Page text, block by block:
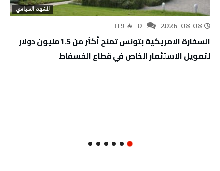
المشهد السياسي
2026-08-08
119
السفارة الامريكية بتونس تمنح أكثر من 1.5مليون دولار
لتمويل الاستثمار الخاص في قطاع الفسفاط